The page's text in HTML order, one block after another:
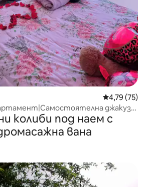
Средна
4,79 (75)
джакузи
Кито
колиби под наем с
вана